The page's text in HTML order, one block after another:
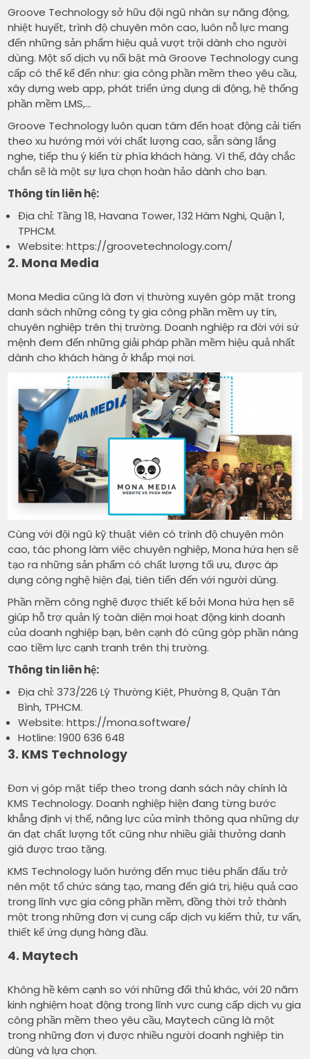
Groove Technology sở hữu đội ngũ nhân sự năng động,
nhiệt huyết, trình độ chuyên môn cao, luôn nỗ lực mang
đến những sản phẩm hiệu quả vượt trội dành cho người
dùng. Một số dịch vụ nổi bật mà Groove Technology cung
cấp có thể kể đến như: gia công phần mềm theo yêu cầu,
xây dựng web app, phát triển ứng dụng di động, hệ thống
phần mềm LMS,…
Groove Technology luôn quan tâm đến hoạt động cải tiến
theo xu hướng mới với chất lượng cao, sẵn sàng lắng
nghe, tiếp thu ý kiến từ phía khách hàng. Vì thế, đây chắc
chắn sẽ là một sự lựa chọn hoàn hảo dành cho bạn.
Thông tin liên hệ:
Địa chỉ: Tầng 18, Havana Tower, 132 Hàm Nghi, Quận 1,
TPHCM.
Website:https://groovetechnology.com/
2. Mona Media
Mona Media cũng là đơn vị thường xuyên góp mặt trong
danh sách những công ty gia công phần mềm uy tín,
chuyên nghiệp trên thị trường. Doanh nghiệp ra đời với sứ
mệnh đem đến những giải pháp phần mềm hiệu quả nhất
dành cho khách hàng ở khắp mọi nơi.
Cùng với đội ngũ kỹ thuật viên có trình độ chuyên môn
cao, tác phong làm việc chuyên nghiệp, Mona hứa hẹn sẽ
tạo ra những sản phẩm có chất lượng tối ưu, được áp
dụng công nghệ hiện đại, tiên tiến đến với người dùng.
Phần mềm công nghệ được thiết kế bởi Mona hứa hẹn sẽ
giúp hỗ trợ quản lý toàn diện mọi hoạt động kinh doanh
của doanh nghiệp bạn, bên cạnh đó cũng góp phần nâng
cao tiềm lực cạnh tranh trên thị trường.
Thông tin liên hệ:
Địa chỉ: 373/226 Lý Thường Kiệt, Phường 8, Quận Tân
Bình, TPHCM.
Website:https://mona.software/
Hotline: 1900 636 648
3. KMS Technology
Đơn vị góp mặt tiếp theo trong danh sách này chính là
KMS Technology. Doanh nghiệp hiện đang từng bước
khẳng định vị thế, năng lực của mình thông qua những dự
án đạt chất lượng tốt cũng như nhiều giải thưởng danh
giá được trao tặng.
KMS Technology luôn hướng đến mục tiêu phấn đấu trở
nên một tổ chức sáng tạo, mang đến giá trị, hiệu quả cao
trong lĩnh vực gia công phần mềm, đồng thời trở thành
một trong những đơn vị cung cấp dịch vụ kiểm thử, tư vấn,
thiết kế ứng dụng hàng đầu.
4. Maytech
Không hề kém cạnh so với những đối thủ khác, với 20 năm
kinh nghiệm hoạt động trong lĩnh vực cung cấp dịch vụ gia
công phần mềm theo yêu cầu, Maytech cũng là một
trong những đơn vị được nhiều người doanh nghiệp tin
dùng và lựa chọn.